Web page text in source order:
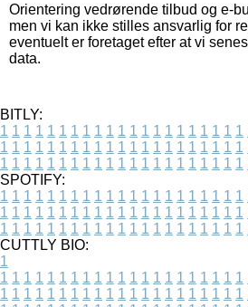
Orientering vedrørende tilbud og e-
men vi kan ikke stilles ansvarlig for
eventuelt er foretaget efter at vi
data.
BITLY:
1 1 1 1 1 1 1 1 1 1 1 1 1 1 1 1 1 1 1 1 1
1 1 1 1 1 1 1 1 1 1 1 1 1 1 1 1 1 1 1 1 1
1 1 1 1 1 1 1 1 1 1 1 1 1 1 1 1 1 1 1 1 1
SPOTIFY:
1 1 1 1 1 1 1 1 1 1 1 1 1 1 1 1 1 1 1 1 1
1 1 1 1 1 1 1 1 1 1 1 1 1 1 1 1 1 1 1 1 1
1 1 1 1 1 1 1 1 1 1 1 1 1 1 1 1 1 1 1 1 1
CUTTLY BIO:
1
1 1 1 1 1 1 1 1 1 1 1 1 1 1 1 1 1 1 1 1 1
1 1 1 1 1 1 1 1 1 1 1 1 1 1 1 1 1 1 1 1 1